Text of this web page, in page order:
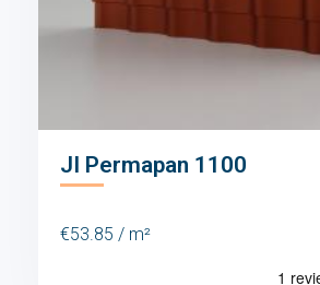
JI Permapan 1100
€53.85 / m²